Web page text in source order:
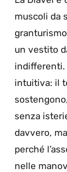
muscoli da
un vestito
indifferenti.
intuitiva: il
senza
davvero,
perché
nelle